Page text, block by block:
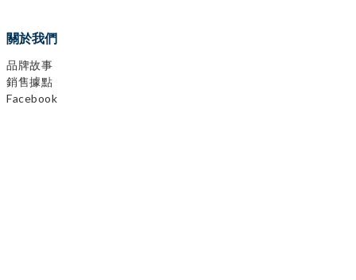
關於我們
品牌故事
銷售據點
Facebook